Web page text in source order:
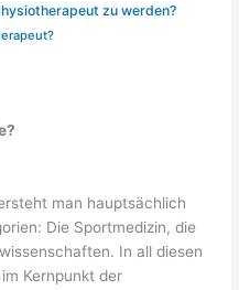
zu werden?
man hauptsächlich
Die Sportmedizin, die
In all diesen
Kernpunkt der